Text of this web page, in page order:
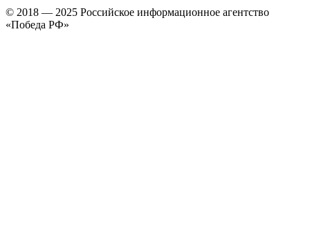
© 2018 — 2025 Российское информационное агентство
«Победа РФ»